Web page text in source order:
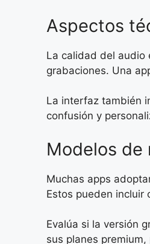
Aspectos
La calidad del audio
grabaciones. Una
La interfaz también
confusión y
Modelos de
Muchas apps
Estos pueden incluir
Evalúa si la versión
sus planes